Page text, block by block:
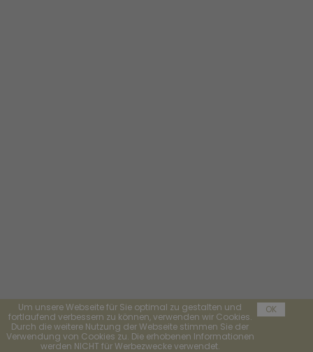
Um unsere Webseite für Sie optimal zu gestalten und
fortlaufend verbessern zu können, verwenden wir Cookies.
Durch die weitere Nutzung der Webseite stimmen Sie der
Verwendung von Cookies zu. Die erhobenen Informationen
werden NICHT für Werbezwecke verwendet.
OK